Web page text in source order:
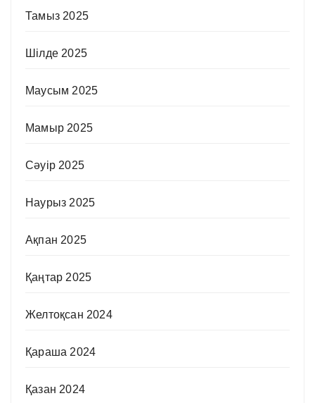
Тамыз 2025
Шілде 2025
Маусым 2025
Мамыр 2025
Сәуір 2025
Наурыз 2025
Ақпан 2025
Қаңтар 2025
Желтоқсан 2024
Қараша 2024
Қазан 2024